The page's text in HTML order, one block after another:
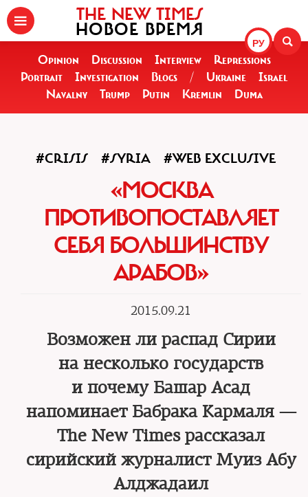
РУ
THE NEW TIMES
НОВОЕ ВРЕМЯ
Opinion Discussion Interview
Repressions
Portrait
Investigation Blogs / Ukraine
Israel
Navalny
Trump Putin Kremlin Duma
#CRISIS #SYRIA #WEB EXCLUSIVE
«МОСКВА
ПРОТИВОПОСТАВЛЯЕТ
СЕБЯ БОЛЬШИНСТВУ
АРАБОВ»
2015.09.21
Возможен ли распад Сирии
на несколько государств
и почему Башар Асад
напоминает Бабрака Кармаля —
The New Times рассказал
сирийский журналист Муиз Абу
Алджадаил